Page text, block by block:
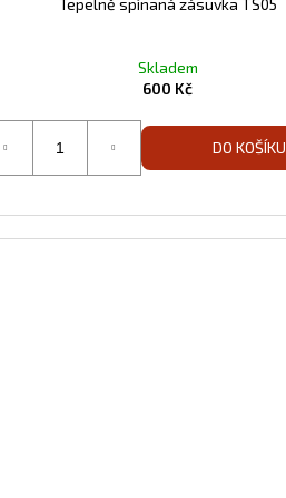
Tepelně spínaná zásuvka TS05
Skladem
600 Kč
DO KOŠÍKU